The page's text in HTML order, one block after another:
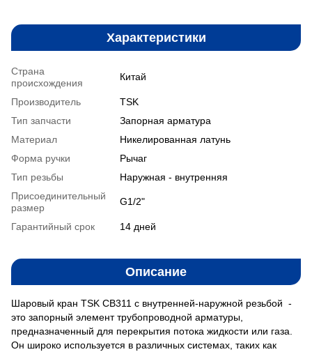
Характеристики
Страна
происхождения
Китай
Производитель
TSK
Тип запчасти
Запорная арматура
Материал
Никелированная латунь
Форма ручки
Рычаг
Тип резьбы
Наружная - внутренняя
Присоединительный
размер
G1/2"
Гарантийный срок 14 дней
Описание
Шаровый кран TSK CB311 с внутренней-наружной резьбой -
это запорный элемент трубопроводной арматуры,
предназначенный для перекрытия потока жидкости или газа.
Он широко используется в различных системах, таких как